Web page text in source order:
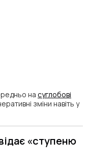
на суглобові
зміни навіть у
«ступеню